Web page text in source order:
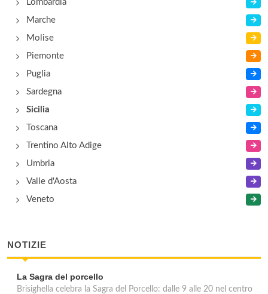
Lombardia
Marche
Molise
Piemonte
Puglia
Sardegna
Sicilia
Toscana
Trentino Alto Adige
Umbria
Valle d'Aosta
Veneto
NOTIZIE
La Sagra del porcello
Brisighella celebra la Sagra del Porcello: dalle 9 alle 20 nel centro